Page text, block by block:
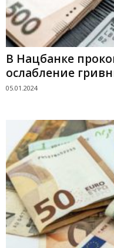
В Нацбанке
ослабление
05.01.2024